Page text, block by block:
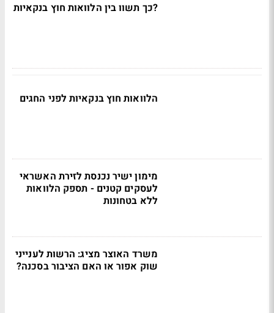
?כך תשוו בין הלוואות חוץ בנקאיות
הלוואות חוץ בנקאיות לפני החגים
מימון ישיר נכנסת לזירת האשראי
לעסקים קטנים - תספק הלוואות
ללא בטחונות
משרד האוצר מציג: הרשות לענייני
שוק אפור או האם הציבור בסכנה?